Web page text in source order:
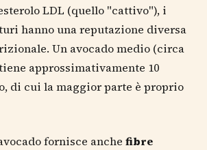
LDL (quello "cattivo"), i
hanno una reputazione diversa
Un avocado medio (circa
approssimativamente 10
di cui la maggior parte è proprio
fornisce anche fibre